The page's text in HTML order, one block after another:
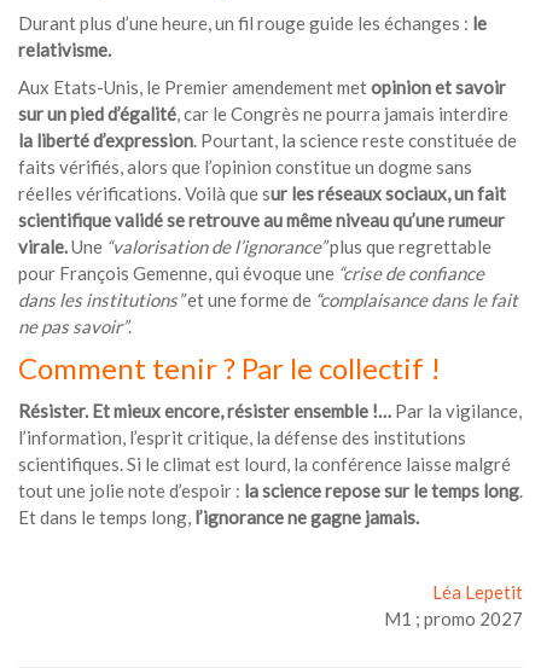
Durant plus d’une heure, un fil rouge guide les échanges : le
relativisme.
Aux Etats-Unis, le Premier amendement metopinion et savoir
sur un pied d’égalité, car le Congrès ne pourra jamais interdire
la liberté d’expression. Pourtant, la science reste constituée de
faits vérifiés, alors que l’opinion constitue un dogme sans
réelles vérifications. Voilà que sur les réseaux sociaux, un fait
scientifique validé se retrouve au même niveau qu’une rumeur
virale.Une “valorisation de l’ignorance”plus que regrettable
pour François Gemenne, qui évoque une “crise de confiance
dans les institutions”et une forme de “complaisance dans le fait
ne pas savoir”.
Comment tenir ? Par le collectif !
Résister. Et mieux encore, résister ensemble !… Par la vigilance,
l’information, l’esprit critique, la défense des institutions
scientifiques. Si le climat est lourd, la conférence laisse malgré
tout une jolie note d’espoir : la science repose sur le temps long.
Et dans le temps long, l’ignorance ne gagne jamais.
Léa Lepetit
M1 ; promo 2027